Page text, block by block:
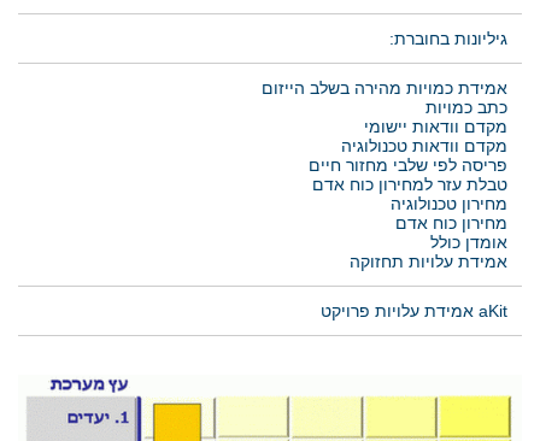
גיליונות בחוברת:
אמידת כמויות מהירה בשלב הייזום
כתב כמויות
מקדם וודאות יישומי
מקדם וודאות טכנולוגיה
פריסה לפי שלבי מחזור חיים
טבלת עזר למחירון כוח אדם
מחירון טכנולוגיה
מחירון כוח אדם
אומדן כולל
אמידת עלויות תחזוקה
aKit אמידת עלויות פרויקט